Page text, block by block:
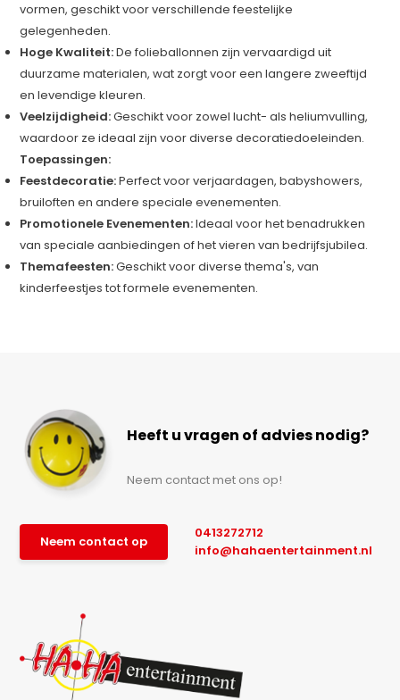
vormen, geschikt voor verschillende feestelijke
gelegenheden.
Hoge Kwaliteit:De folieballonnen zijn vervaardigd uit
duurzame materialen, wat zorgt voor een langere zweeftijd
en levendige kleuren.
Veelzijdigheid:Geschikt voor zowel lucht- als heliumvulling,
waardoor ze ideaal zijn voor diverse decoratiedoeleinden.
Toepassingen:
Feestdecoratie:Perfect voor verjaardagen, babyshowers,
bruiloften en andere speciale evenementen.
Promotionele Evenementen:Ideaal voor het benadrukken
van speciale aanbiedingen of het vieren van bedrijfsjubilea.
Themafeesten:Geschikt voor diverse thema's, van
kinderfeestjes tot formele evenementen.
Heeft u vragen of advies nodig?
Neem contact met ons op!
Neem contact op
0413272712
info@hahaentertainment.nl